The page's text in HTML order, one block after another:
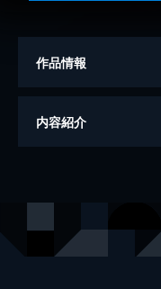
作品情報
著者
内容紹介